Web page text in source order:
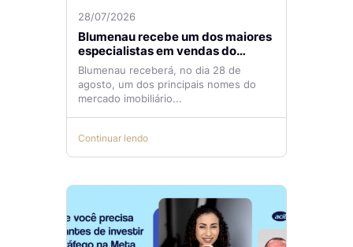
28/07/2026
Blumenau recebe um dos maiores
especialistas em vendas do
mercado imobiliário
Blumenau receberá, no dia 28 de
agosto, um dos principais nomes do
mercado imobiliário...
Continuar lendo